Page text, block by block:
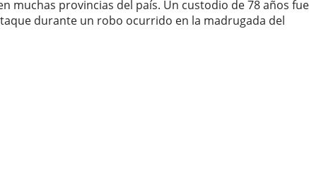
muchas provincias del país. Un custodio de 78 años fue
durante un robo ocurrido en la madrugada del